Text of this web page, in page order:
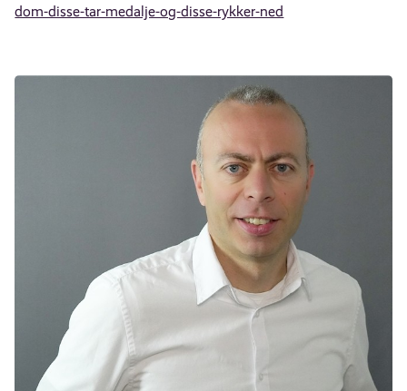
dom-disse-tar-medalje-og-disse-rykker-ned